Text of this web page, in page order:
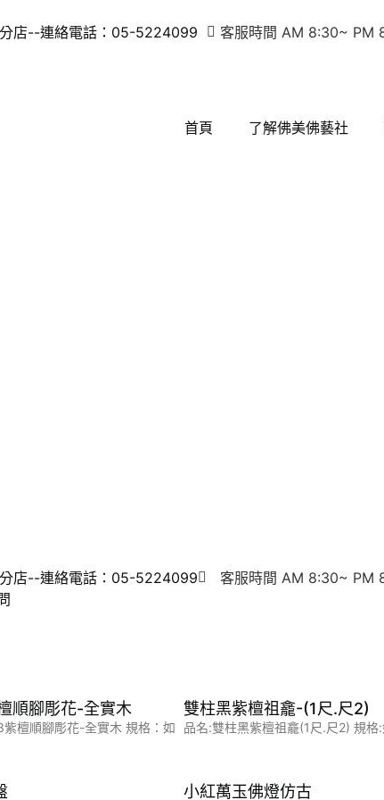
店--連絡電話：05-5224099 客服時間 AM 8:30~ PM
首頁 了解佛美佛藝社
店--連絡電話：05-5224099
客服時間 AM 8:30~ PM
順腳彫花-全實木
檀順腳彫花-全實木 規格：如
雙柱黑紫檀祖龕-(1尺.尺2)
品名:雙柱黑紫檀祖龕(1尺.尺2) 規格
小紅萬玉佛燈仿古